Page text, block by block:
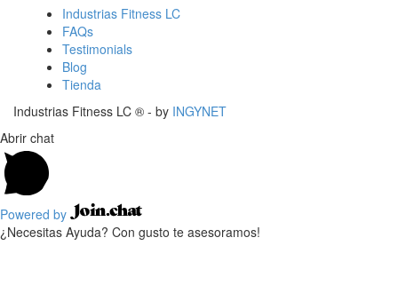
Industrias Fitness LC
FAQs
Testimonials
Blog
Tienda
Industrias Fitness LC ® - by INGYNET
Abrir chat
Powered by
¿Necesitas Ayuda? Con gusto te asesoramos!